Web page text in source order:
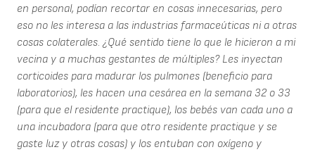
en personal, podían recortar en cosas innecesarias, pero
eso no les interesa a las industrias farmaceúticas ni a otras
cosas colaterales. ¿Qué sentido tiene lo que le hicieron a mi
vecina y a muchas gestantes de múltiples? Les inyectan
corticoides para madurar los pulmones (beneficio para
laboratorios), les hacen una cesárea en la semana 32 o 33
(para que el residente practique), los bebés van cada uno a
una incubadora (para que otro residente practique y se
gaste luz y otras cosas) y los entuban con oxígeno y